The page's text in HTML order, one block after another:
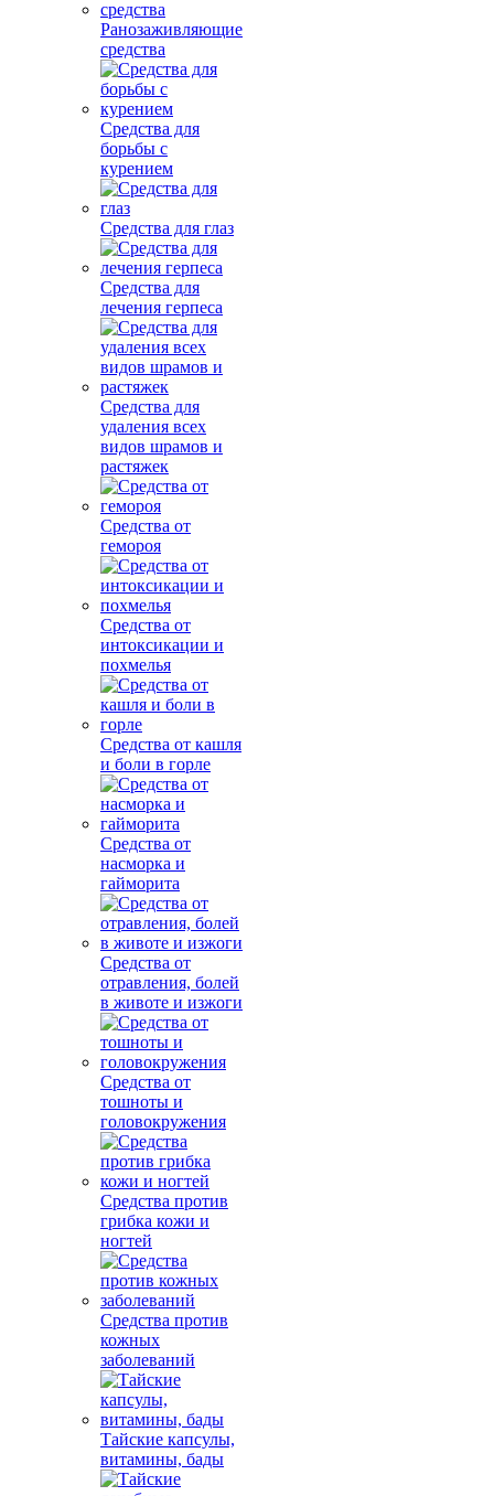
Ранозаживляющие
средства
Средства для
борьбы с
курением
Средства для глаз
Средства для
лечения герпеса
Средства для
удаления всех
видов шрамов и
растяжек
Средства от
гемороя
Средства от
интоксикации и
похмелья
Средства от кашля
и боли в горле
Средства от
насморка и
гайморита
Средства от
отравления, болей
в животе и изжоги
Средства от
тошноты и
головокружения
Средства против
грибка кожи и
ногтей
Средства против
кожных
заболеваний
Тайские капсулы,
витамины, бады